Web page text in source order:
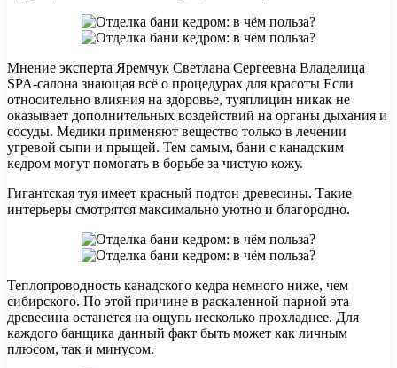
Мнение эксперта Яремчук Светлана Сергеевна Владелица
SPA-салона знающая всё о процедурах для красоты Если
относительно влияния на здоровье, туяплицин никак не
оказывает дополнительных воздействий на органы дыхания и
сосуды. Медики применяют вещество только в лечении
угревой сыпи и прыщей. Тем самым, бани с канадским
кедром могут помогать в борьбе за чистую кожу.
Гигантская туя имеет красный подтон древесины. Такие
интерьеры смотрятся максимально уютно и благородно.
Теплопроводность канадского кедра немного ниже, чем
сибирского. По этой причине в раскаленной парной эта
древесина останется на ощупь несколько прохладнее. Для
каждого банщика данный факт быть может как личным
плюсом, так и минусом.